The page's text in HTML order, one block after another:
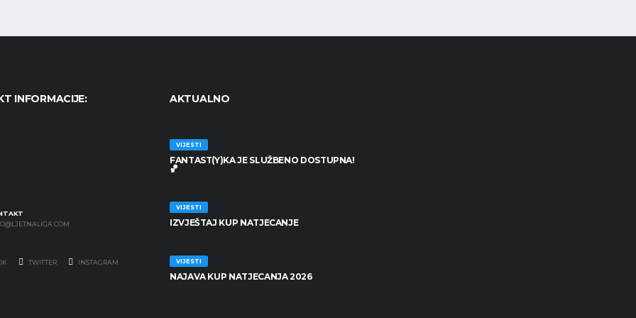
INFORMACIJE:
TWITTER INSTAGRAM
AKTUALNO
VIJESTI
FANTAST(Y)KA JE SLUŽBENO DOSTUPNA!
🏀
VIJESTI
IZVJEŠTAJ KUP NATJECANJE
VIJESTI
NAJAVA KUP NATJECANJA 2026